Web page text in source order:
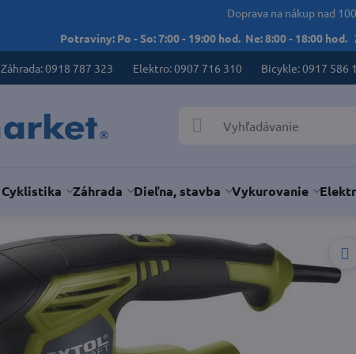
Doprava na nákup nad
Potraviny: Po - So: 7:00 - 19:00 hod. Ne: 8:00 - 18:00
Záhrada: 0918 787 323 Elektro: 0907 716 310 Bicykle: 0917 586
Cyklistika Záhrada Dieľna, stavba Vykurovanie